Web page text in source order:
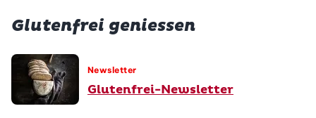
Glutenfrei geniessen
Newsletter
Glutenfrei-Newsletter